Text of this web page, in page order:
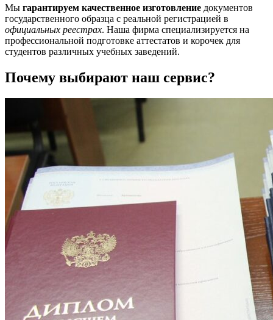
Мы гарантируем качественное изготовление документов
государственного образца с реальной регистрацией в
официальных реестрах. Наша фирма специализируется на
профессиональной подготовке аттестатов и корочек для
студентов различных учебных заведений.
Почему выбирают наш сервис?